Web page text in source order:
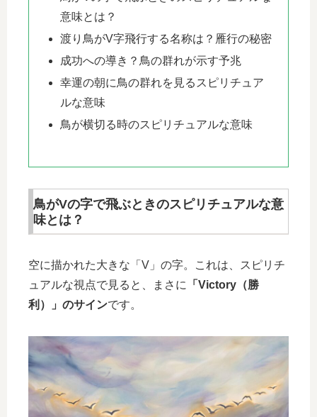
意味とは？
渡り鳥がV字飛行する名称は？雁行の秘密
成功への導き？鳥の群れが示す予兆
幸運の朝に鳥の群れを見るスピリチュア
ルな意味
鳥が横切る時のスピリチュアルな意味
鳥がVの字で飛ぶときのスピリチュアルな意
味とは？
空に描かれた大きな「V」の字。これは、スピリチ
ュアルな視点で見ると、まさに 「Victory（勝
利）」のサインです。